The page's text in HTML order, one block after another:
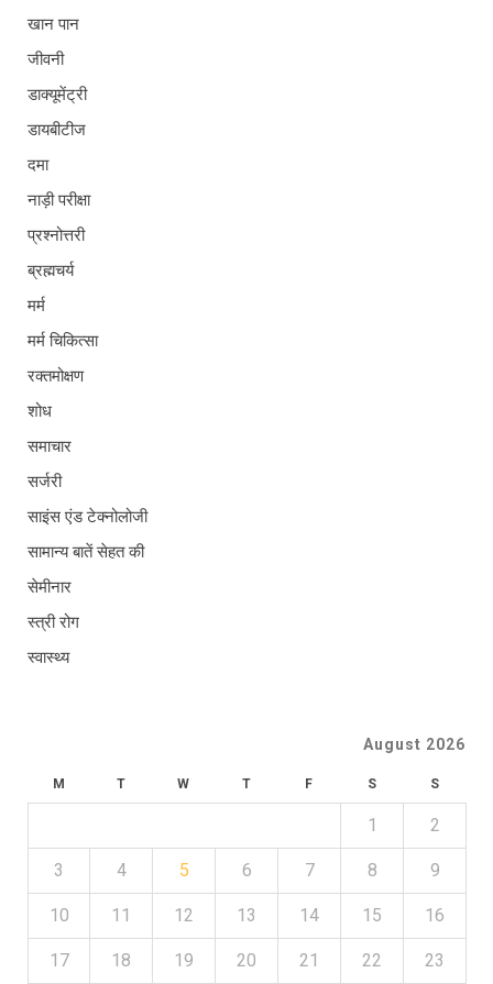
खान पान
जीवनी
डाक्यूमेंट्री
डायबीटीज
दमा
नाड़ी परीक्षा
प्रश्नोत्तरी
ब्रह्मचर्य
मर्म
मर्म चिकित्सा
रक्तमोक्षण
शोध
समाचार
सर्जरी
साइंस एंड टेक्नोलोजी
सामान्य बातें सेहत की
सेमीनार
स्त्री रोग
स्वास्थ्य
August 2026
M T W T F S S
1 2
3 4 5 6 7 8 9
10 11 12 13 14 15 16
17 18 19 20 21 22 23